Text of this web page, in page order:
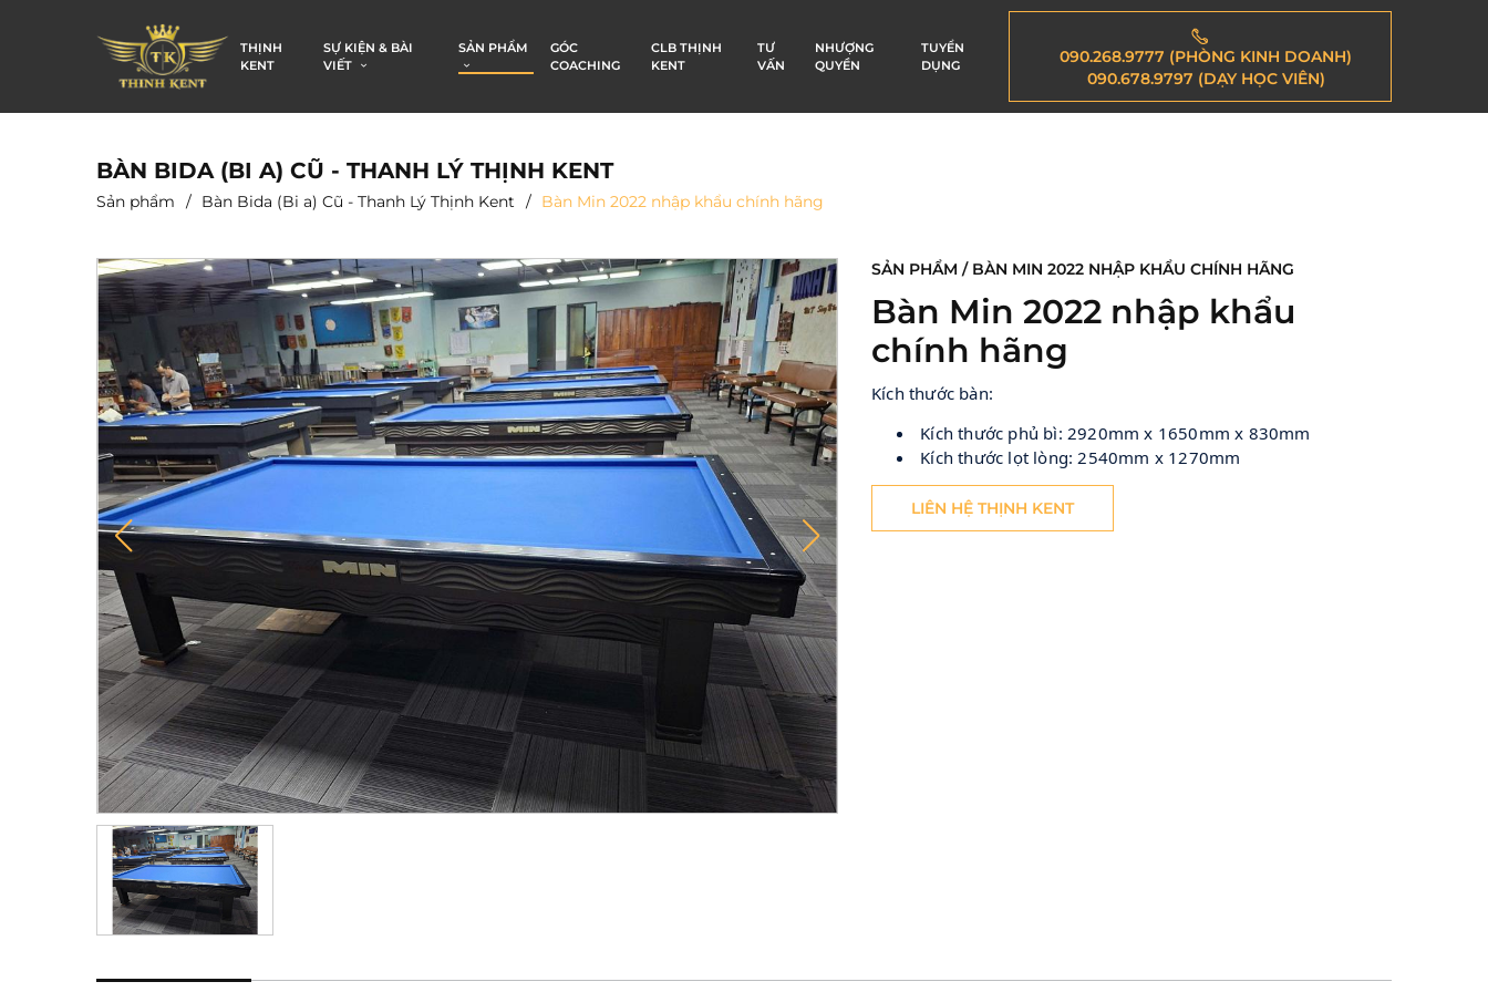
THỊNH
KENT
SỰ KIỆN & BÀI
VIẾT
SẢN PHẨM
GÓC
COACHING
CLB THỊNH
KENT
TƯ
VẤN
NHƯỢNG
QUYỀN
TUYỂN
DỤNG
090.268.9777 (PHÒNG KINH DOANH)
090.678.9797 (DẠY HỌC VIÊN)
BÀN BIDA (BI A) CŨ - THANH LÝ THỊNH KENT
Sản phẩm Bàn Bida (Bi a) Cũ - Thanh Lý Thịnh Kent Bàn Min 2022 nhập khẩu chính hãng
SẢN PHẨM / BÀN MIN 2022 NHẬP KHẨU CHÍNH HÃNG
Bàn Min 2022 nhập khẩu
chính hãng
Kích thước bàn:
Kích thước phủ bì: 2920mm x 1650mm x 830mm
Kích thước lọt lòng: 2540mm x 1270mm
LIÊN HỆ THỊNH KENT